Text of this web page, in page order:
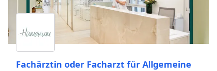
Fachärztin oder Facharzt für Allgemeine